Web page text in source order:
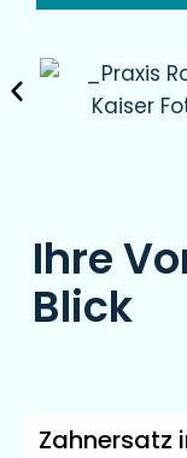
Ihre
Blick
Zahnersatz